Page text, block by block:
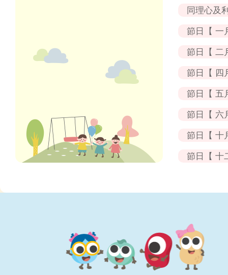
爸爸媽媽
情緒迷宮
我的心情
推出好心
抗疫過三
傷心的一
爸爸媽媽
情緒潛烏
預早計劃
齊來深呼
不一樣的
情緒調解
同理心及
情緒連線
我感恩
我想跟你
好行爲連
節日【 一
十二生肖
農曆新年
節日【 二
情社心意
節日【 四
情社復活
節日【 五
母親節心
節日【 六
情社小愛
父親節心
節日【 十
萬聖節派
節日【 十